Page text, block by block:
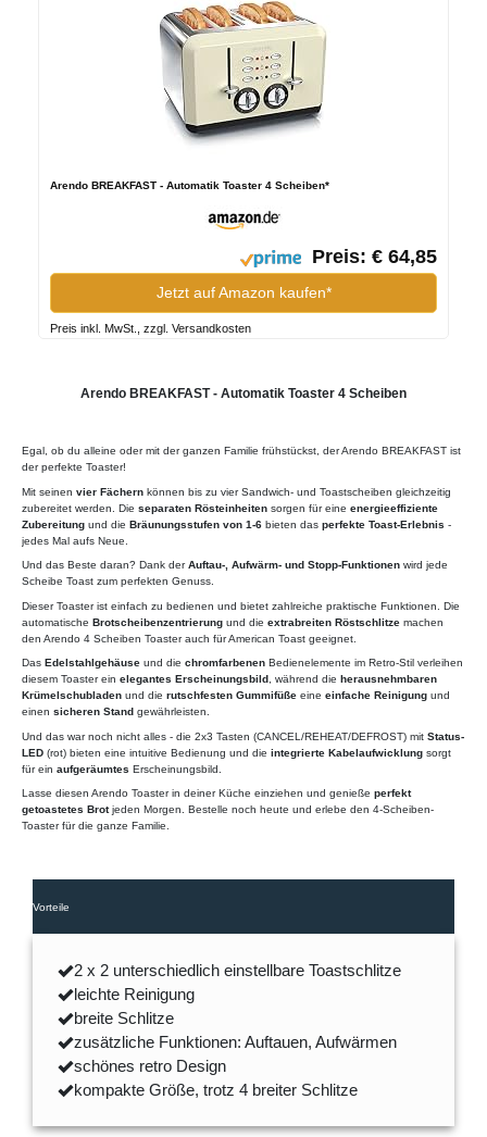
Arendo BREAKFAST - Automatik Toaster 4 Scheiben*
Preis: € 64,85
Jetzt auf Amazon kaufen*
Preis inkl. MwSt., zzgl. Versandkosten
Arendo BREAKFAST - Automatik Toaster 4 Scheiben
Egal, ob du alleine oder mit der ganzen Familie frühstückst, der Arendo BREAKFAST ist
der perfekte Toaster!
Mit seinen vier Fächern können bis zu vier Sandwich- und Toastscheiben gleichzeitig
zubereitet werden. Die separaten Rösteinheiten sorgen für eine energieeffiziente
Zubereitung und die Bräunungsstufen von 1-6 bieten das perfekte Toast-Erlebnis -
jedes Mal aufs Neue.
Und das Beste daran? Dank derAuftau-, Aufwärm- und Stopp-Funktionen wird jede
Scheibe Toast zum perfekten Genuss.
Dieser Toaster ist einfach zu bedienen und bietet zahlreiche praktische Funktionen. Die
automatische Brotscheibenzentrierung und die extrabreiten Röstschlitze machen
den Arendo 4 Scheiben Toaster auch für American Toast geeignet.
Das Edelstahlgehäuse und die chromfarbenen Bedienelemente im Retro-Stil verleihen
diesem Toaster ein elegantes Erscheinungsbild , während die herausnehmbaren
Krümelschubladen und die rutschfesten Gummifüße eine einfache Reinigung und
einen sicheren Stand gewährleisten.
Und das war noch nicht alles - die 2x3 Tasten (CANCEL/REHEAT/DEFROST) mit Status-
LED (rot) bieten eine intuitive Bedienung und die integrierte Kabelaufwicklung sorgt
für ein aufgeräumtes Erscheinungsbild.
Lasse diesen Arendo Toaster in deiner Küche einziehen und genieße perfekt
getoastetes Brotjeden Morgen. Bestelle noch heute und erlebe den 4-Scheiben-
Toaster für die ganze Familie.
Vorteile
2 x 2 unterschiedlich einstellbare Toastschlitze
leichte Reinigung
breite Schlitze
zusätzliche Funktionen: Auftauen, Aufwärmen
schönes retro Design
kompakte Größe, trotz 4 breiter Schlitze